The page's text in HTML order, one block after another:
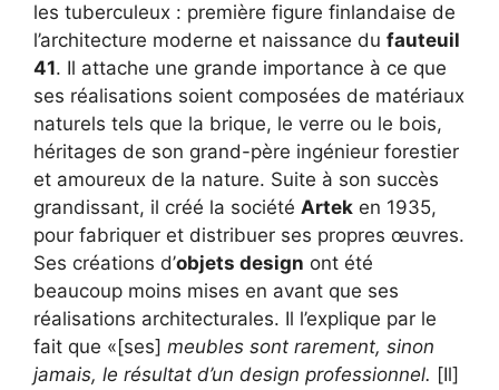
les tuberculeux : première figure finlandaise de
l’architecture moderne et naissance du fauteuil
41. Il attache une grande importance à ce que
ses réalisations soient composées de matériaux
naturels tels que la brique, le verre ou le bois,
héritages de son grand-père ingénieur forestier
et amoureux de la nature. Suite à son succès
grandissant, il créé la société Artek en 1935,
pour fabriquer et distribuer ses propres œuvres.
Ses créations d’objets design ont été
beaucoup moins mises en avant que ses
réalisations architecturales. Il l’explique par le
fait que «[ses] meubles sont rarement, sinon
jamais, le résultat d’un design professionnel. [Il]